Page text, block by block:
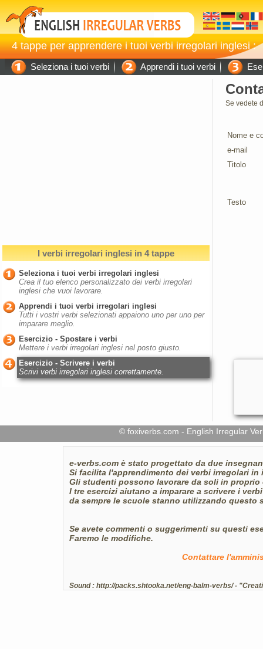
4 tappe per apprendere i tuoi verbi irregolari inglesi :
Seleziona i tuoi verbi Apprendi i tuoi verbi
I verbi irregolari inglesi in 4 tappe
Seleziona i tuoi verbi irregolari inglesi
Crea il tuo elenco personalizzato dei verbi irregolari
inglesi che vuoi lavorare.
Apprendi i tuoi verbi irregolari inglesi
Tutti i vostri verbi selezionati appaiono uno per uno per
imparare meglio.
Esercizio - Spostare i verbi
Mettere i verbi irregolari inglesi nel posto giusto.
Esercizio - Scrivere i verbi
Scrivi verbi irregolari inglesi correttamente.
Se vedete
Nome e
e-mail
Titolo
Testo
© foxiverbs.com - English Irregular
e-verbs.com è stato progettato da due
Si facilita l'apprendimento dei verbi irregolari in
Gli studenti possono lavorare da soli in proprio
I tre esercizi aiutano a imparare a scrivere i
da sempre le scuole stanno utilizzando questo
Se avete commenti o suggerimenti su questi
Faremo le modifiche.
Contattare
Sound : http://packs.shtooka.net/eng-balm-verbs/-